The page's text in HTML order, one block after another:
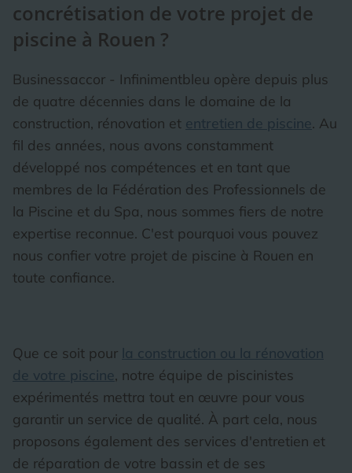
concrétisation de votre projet de
piscine à Rouen ?
Businessaccor - Infinimentbleu opère depuis plus
de quatre décennies dans le domaine de la
construction, rénovation et entretien de piscine. Au
fil des années, nous avons constamment
développé nos compétences et en tant que
membres de la Fédération des Professionnels de
la Piscine et du Spa, nous sommes fiers de notre
expertise reconnue. C'est pourquoi vous pouvez
nous confier votre projet de piscine à Rouen en
toute confiance.
Que ce soit pour la construction ou la rénovation
de votre piscine, notre équipe de piscinistes
expérimentés mettra tout en œuvre pour vous
garantir un service de qualité. À part cela, nous
proposons également des services d'entretien et
de réparation de votre bassin et de ses